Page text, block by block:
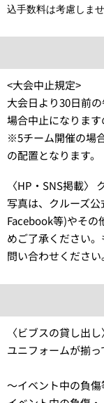
込手数料は考慮しま
<大会中止規定>
大会日より30日前
場合中止になります
※5チーム開催の場
の配置となります。
〈HP・SNS掲載〉
写真は、クルーズ
Facebook等)やその
めご了承ください
問い合わせください
〈ビブスの貸し出し
ユニフォームが揃っ
〜イベント中の負